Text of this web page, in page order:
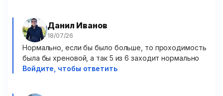
Данил Иванов
Нормально, если бы было больше, то проходимость
была бы хреновой, а так 5 из 6 заходит нормально
Войдите, чтобы ответить